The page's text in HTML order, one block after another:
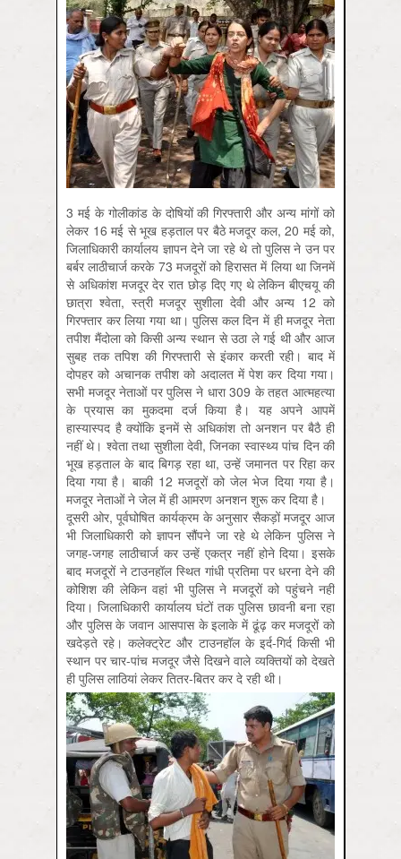
3 मई के गोलीकांड के दोषियों की गिरफ्तारी और अन्‍य मांगों को
लेकर 16 मई से भूख हड़ताल पर बैठे मजदूर कल, 20 मई को,
जिलाधिकारी कार्यालय ज्ञापन देने जा रहे थे तो पुलिस ने उन पर
बर्बर लाठीचार्ज करके 73 मजदूरों को हिरासत में लिया था जिनमें
से अधिकांश मजदूर देर रात छोड़ दिए गए थे लेकिन बीएचयू की
छात्रा श्‍वेता, स्‍त्री मजदूर सुशीला देवी और अन्‍य 12 को
गिरफ्तार कर लिया गया था। पुलिस कल दिन में ही मजदूर नेता
तपीश मैंदोला को किसी अन्‍य स्‍थान से उठा ले गई थी और आज
सुबह तक तपिश की गिरफ्तारी से इंकार करती रही। बाद में
दोपहर को अचानक तपीश को अदालत में पेश कर दिया गया।
सभी मजदूर नेताओं पर पुलिस ने धारा 309 के तहत आत्‍महत्‍या
के प्रयास का मुकदमा दर्ज किया है। यह अपने आपमें
हास्‍यास्‍पद है क्‍योंकि इनमें से अधिकांश तो अनशन पर बैठै ही
नहीं थे। श्‍वेता तथा सुशीला देवी, जिनका स्‍वास्‍थ्‍य पांच दिन की
भूख हड़ताल के बाद बिगड़ रहा था, उन्‍हें जमानत पर रिहा कर
दिया गया है। बाकी 12 मजदूरों को जेल भेज दिया गया है।
मजदूर नेताओं ने जेल में ही आमरण अनशन शुरू कर दिया है।
दूसरी ओर, पूर्वघोषित कार्यक्रम के अनुसार सैकड़ों मजदूर आज
भी जिलाधिकारी को ज्ञापन सौंपने जा रहे थे लेकिन पुलिस ने
जगह-जगह लाठीचार्ज कर उन्‍हें एकत्र नहीं होने दिया। इसके
बाद मजदूरों ने टाउनहॉल स्थित गांधी प्रतिमा पर धरना देने की
कोशिश की लेकिन वहां भी पुलिस ने मजदूरों को पहुंचने नहीं
दिया। जिलाधिकारी कार्यालय घंटों तक पुलिस छावनी बना रहा
और पुलिस के जवान आसपास के इलाके में ढूंढ़ कर मजदूरों को
खदेड़ते रहे। कलेक्‍ट्रेट और टाउनहॉल के इर्द-गिर्द किसी भी
स्‍थान पर चार-पांच मजदूर जैसे दिखने वाले व्‍यक्तियों को देखते
ही पुलिस लाठियां लेकर तितर-बितर कर दे रही थी।